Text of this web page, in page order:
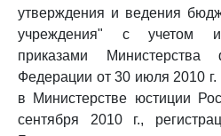
утверждения и ведения
учреждения" с учетом
приказами Министерства
Федерации от 30 июля 2010 г.
в Министерстве юстиции
сентября 2010 г.,